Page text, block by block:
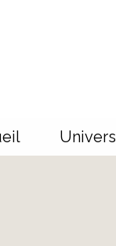
Univers